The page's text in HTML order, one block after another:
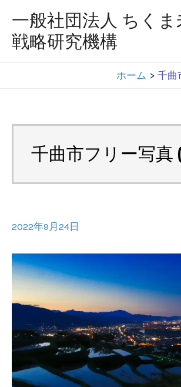
一般社団法人 ちくま
戦略研究機構
ホーム 千曲
千曲市フリー写真
2022年9月24日